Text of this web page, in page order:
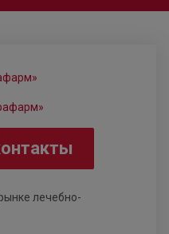
лечебно-